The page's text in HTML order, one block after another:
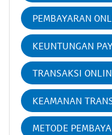
PEMBAYARAN
KEUNTUNGAN
TRANSAKSI
KEAMANAN
METODE